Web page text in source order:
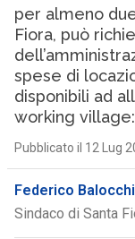
per almeno
Fiora, può
spese di
disponibili ad
working
Pubblicato il 12 Lug
Federico Balocchi
Sindaco di Santa